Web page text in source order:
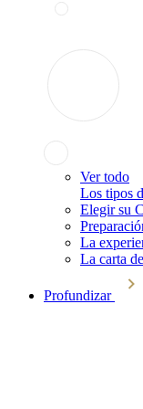
Ver todo
Los tipos
Elegir su
La
La carta
Profundizar